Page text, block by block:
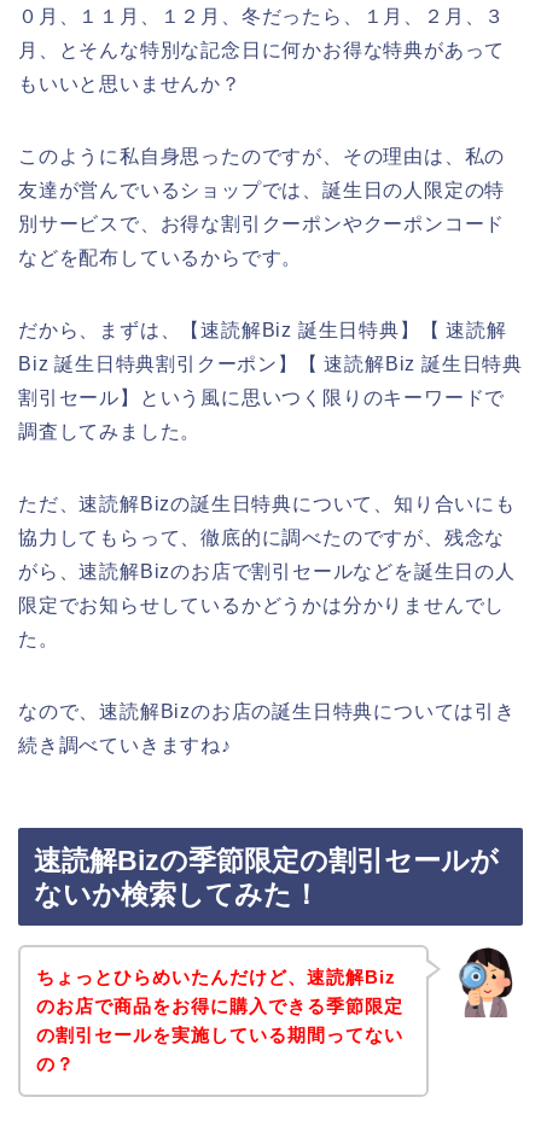
０月、１１月、１２月、冬だったら、１月、２月、３
月、とそんな特別な記念日に何かお得な特典があって
もいいと思いませんか？
このように私自身思ったのですが、その理由は、私の
友達が営んでいるショップでは、誕生日の人限定の特
別サービスで、お得な割引クーポンやクーポンコード
などを配布しているからです。
だから、まずは、【速読解Biz 誕生日特典】【 速読解
Biz 誕生日特典割引クーポン】【 速読解Biz 誕生日特典
割引セール】という風に思いつく限りのキーワードで
調査してみました。
ただ、速読解Bizの誕生日特典について、知り合いにも
協力してもらって、徹底的に調べたのですが、残念な
がら、速読解Bizのお店で割引セールなどを誕生日の人
限定でお知らせしているかどうかは分かりませんでし
た。
なので、速読解Bizのお店の誕生日特典については引き
続き調べていきますね♪
速読解Bizの季節限定の割引セールが
ないか検索してみた！
ちょっとひらめいたんだけど、速読解Biz
のお店で商品をお得に購入できる季節限定
の割引セールを実施している期間ってない
の？